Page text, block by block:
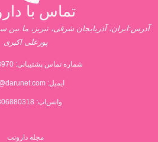
تماس با
آدرس:ایران، آذربایجان شرقی، تبریز، ما بین
پورعلی اکبری
شماره تماس پشتیبانی:
ایمیل:
واتس‌اپ: 09306880318
مجله دارونت